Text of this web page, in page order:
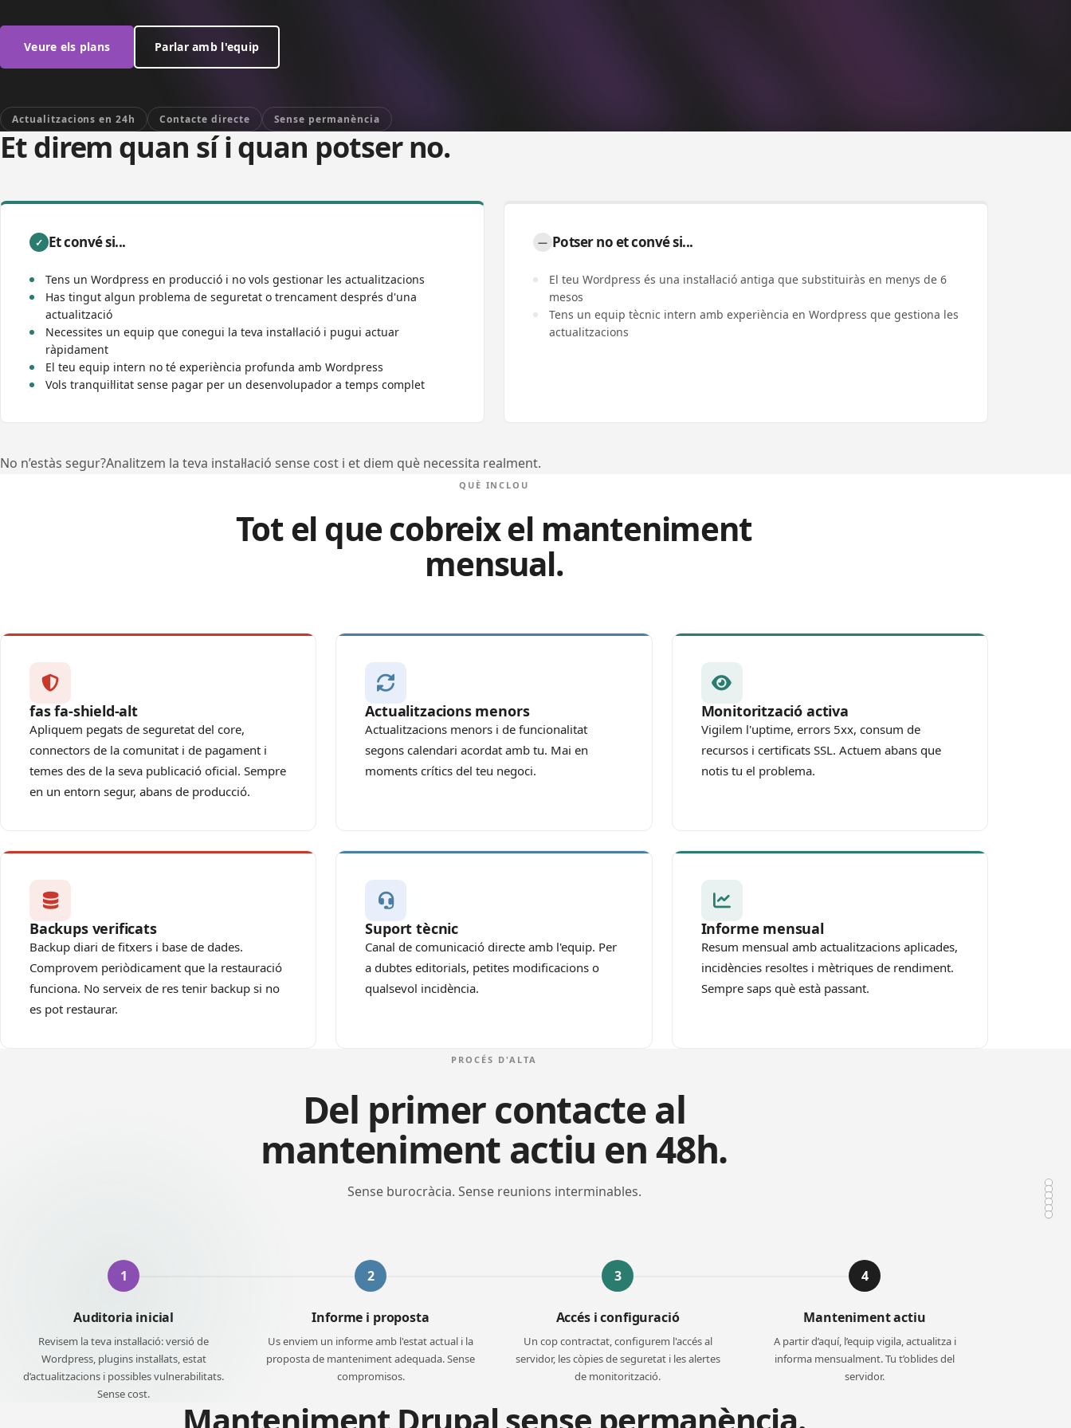
Veure els plans Parlar amb l'equip
Actualitzacions en 24h Contacte directe Sense permanència
Et direm quan sí i quan potser no.
✓ Et convé si...
Tens un Wordpress en producció i no vols gestionar les actualitzacions
Has tingut algun problema de seguretat o trencament després d'una
actualització
Necessites un equip que conegui la teva instal·lació i pugui actuar
ràpidament
El teu equip intern no té experiència profunda amb Wordpress
Vols tranquil·litat sense pagar per un desenvolupador a temps complet
— Potser no et convé si...
El teu Wordpress és una instal·lació antiga que substituiràs en menys de 6
mesos
Tens un equip tècnic intern amb experiència en Wordpress que gestiona les
actualitzacions
No n’estàs segur?Analitzem la teva instal·lació sense cost i et diem què necessita realment.
QUÈ INCLOU
Tot el que cobreix el manteniment
mensual.
fas fa-shield-alt
Apliquem pegats de seguretat del core,
connectors de la comunitat i de pagament i
temes des de la seva publicació oficial. Sempre
en un entorn segur, abans de producció.
Actualitzacions menors
Actualitzacions menors i de funcionalitat
segons calendari acordat amb tu. Mai en
moments crítics del teu negoci.
Monitorització activa
Vigilem l'uptime, errors 5xx, consum de
recursos i certificats SSL. Actuem abans que
notis tu el problema.
Backups verificats
Backup diari de fitxers i base de dades.
Comprovem periòdicament que la restauració
funciona. No serveix de res tenir backup si no
es pot restaurar.
Suport tècnic
Canal de comunicació directe amb l'equip. Per
a dubtes editorials, petites modificacions o
qualsevol incidència.
Informe mensual
Resum mensual amb actualitzacions aplicades,
incidències resoltes i mètriques de rendiment.
Sempre saps què està passant.
PROCÉS D'ALTA
Del primer contacte al
manteniment actiu en 48h.
Sense burocràcia. Sense reunions interminables.
1
Auditoria inicial
Revisem la teva instal·lació: versió de
Wordpress, plugins instal·lats, estat
d’actualitzacions i possibles vulnerabilitats.
Sense cost.
2
Informe i proposta
Us enviem un informe amb l'estat actual i la
proposta de manteniment adequada. Sense
compromisos.
3
Accés i configuració
Un cop contractat, configurem l'accés al
servidor, les còpies de seguretat i les alertes
de monitorització.
4
Manteniment actiu
A partir d’aquí, l’equip vigila, actualitza i
informa mensualment. Tu t’oblides del
servidor.